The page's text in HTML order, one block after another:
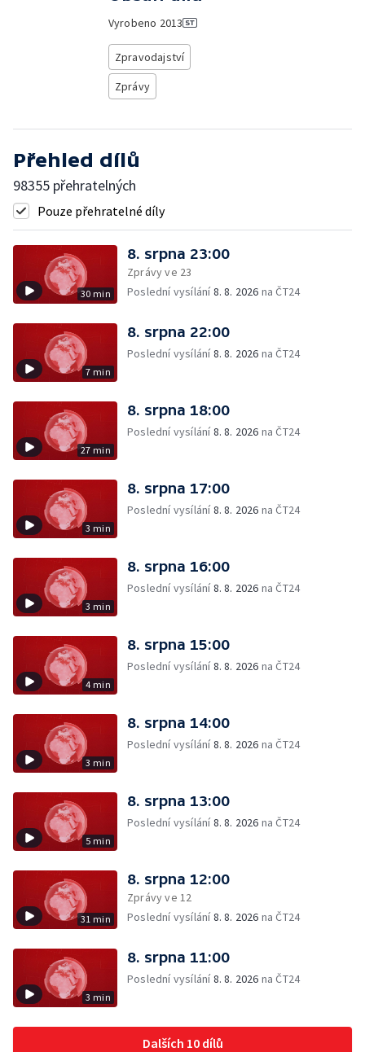
Vyrobeno 2013
Zpravodajství
Zprávy
Přehled dílů
98355 přehratelných
Pouze přehratelné díly
30 min
8. srpna 23:00
Zprávy ve 23
Poslední vysílání8. 8. 2026 na ČT24
7 min
8. srpna 22:00
Poslední vysílání8. 8. 2026 na ČT24
27 min
8. srpna 18:00
Poslední vysílání8. 8. 2026 na ČT24
3 min
8. srpna 17:00
Poslední vysílání8. 8. 2026 na ČT24
3 min
8. srpna 16:00
Poslední vysílání8. 8. 2026 na ČT24
4 min
8. srpna 15:00
Poslední vysílání8. 8. 2026 na ČT24
3 min
8. srpna 14:00
Poslední vysílání8. 8. 2026 na ČT24
5 min
8. srpna 13:00
Poslední vysílání8. 8. 2026 na ČT24
31 min
8. srpna 12:00
Zprávy ve 12
Poslední vysílání8. 8. 2026 na ČT24
3 min
8. srpna 11:00
Poslední vysílání8. 8. 2026 na ČT24
Dalších 10 dílů